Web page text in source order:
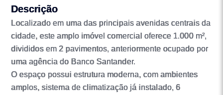
Descrição
Localizado em uma das principais avenidas centrais da
cidade, este amplo imóvel comercial oferece 1.000 m²,
divididos em 2 pavimentos, anteriormente ocupado por
uma agência do Banco Santander.
O espaço possui estrutura moderna, com ambientes
amplos, sistema de climatização já instalado, 6